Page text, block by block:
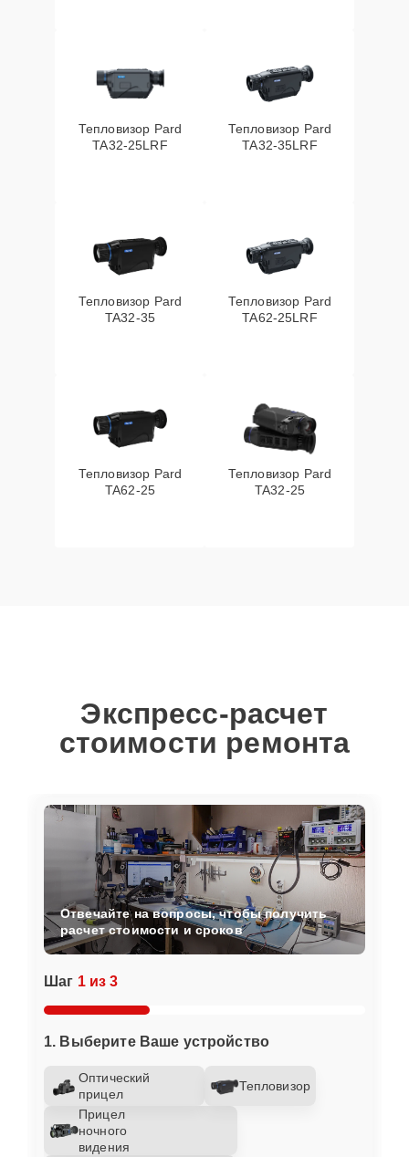
Тепловизор Pard
TA32-25LRF
Тепловизор Pard
TA32-35LRF
Тепловизор Pard
TA32-35
Тепловизор Pard
TA62-25LRF
Тепловизор Pard
TA62-25
Тепловизор Pard
TA32-25
Экспресс-расчет
стоимости ремонта
Шаг 1 из 3
1. Выберите Ваше устройство
Оптический
прицел
Тепловизор
Прицел
ночного
видения
Отвечайте на вопросы, чтобы получить
расчет стоимости и сроков